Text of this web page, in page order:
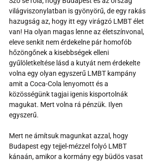
világviszonylatban is gyönyörű, de egy rakás
hazugság az, hogy itt egy virágzó LMBT élet
van! Ha olyan magas lenne az életszínvonal,
eleve senkit nem érdekelne pár homofób
hőzöngőnek a kisebbségek elleni
gyűlöletkeltése lásd a kutyát nem érdekelte
volna egy olyan egyszerű LMBT kampány
amit a Coca-Cola lenyomott és a
közösségünk tagjai igenis kisportolnák
magukat. Mert volna rá pénzük. Ilyen
egyszerű.
Mert ne ámítsuk magunkat azzal, hogy
Budapest egy tejjel-mézzel folyó LMBT
kánaán, amikor a kormány egy büdös vasat